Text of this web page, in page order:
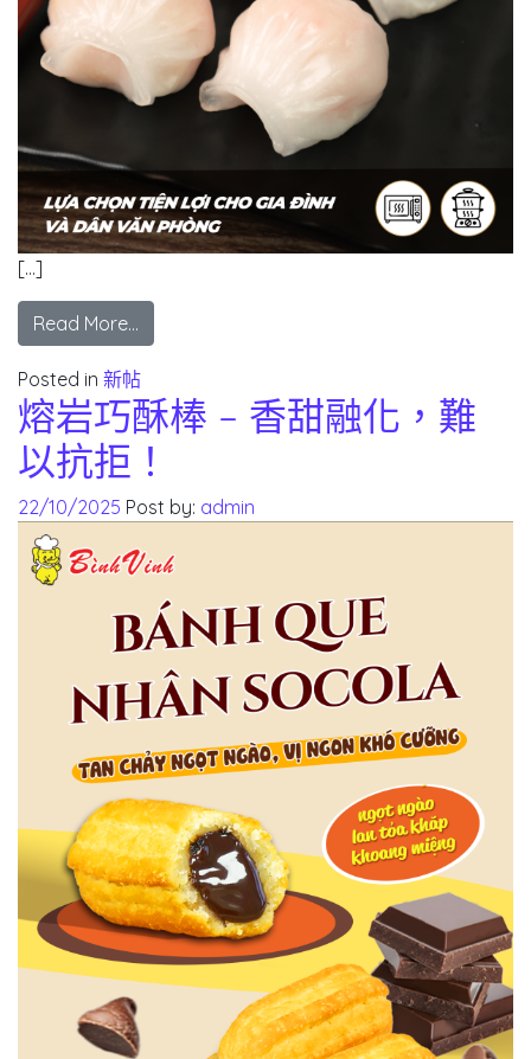
[…]
Read More…
Posted in 新帖
熔岩巧酥棒 – 香甜融化，難
以抗拒！
22/10/2025 Post by: admin